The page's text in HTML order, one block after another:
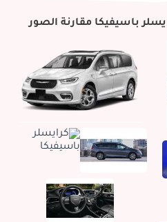
باسيفيكا مقارنة الصور